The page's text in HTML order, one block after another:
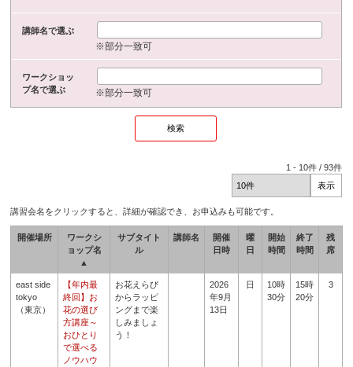
講師名で選ぶ
※部分一致可
ワークショッ
プ名で選ぶ
※部分一致可
1 - 10件 /93件
講習会名をクリックすると、詳細が確認でき、お申込みも可能です。
開催場所
ワークシ
ョップ名
▲
サブタイト
ル
講師名
開催
日時
曜
日
開始
時間
終了
時間
残
席
east side
tokyo
（東京）
【年内最
終回】お
花の選び
方講座～
おひとり
で選べる
ノウハウ
お花えらび
からラッピ
ングまで楽
しみましょ
う！
2026
年9月
13日
日
10時
30分
15時
20分
3